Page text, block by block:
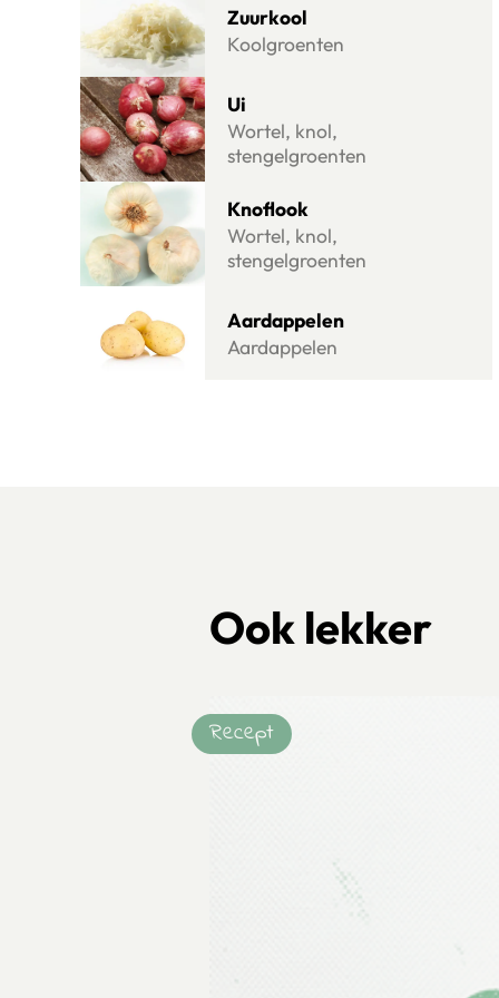
Zuurkool
Koolgroenten
Ui
Wortel, knol,
stengelgroenten
Lees meer over Ui
Knoflook
Wortel, knol,
stengelgroenten
Lees meer over Knoflook
Aardappelen
Aardappelen
Ook lekker
Recept